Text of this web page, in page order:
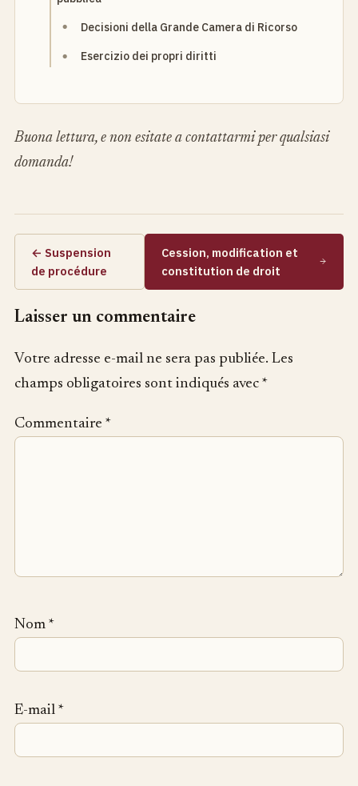
Decisioni della Grande Camera di Ricorso
Esercizio dei propri diritti
Buona lettura, e non esitate a contattarmi per qualsiasi
domanda!
← Suspension
de procédure
Cession, modification et
constitution de droit
Laisser un commentaire
Votre adresse e-mail ne sera pas publiée. Les
champs obligatoires sont indiqués avec *
Commentaire *
Nom *
E-mail *